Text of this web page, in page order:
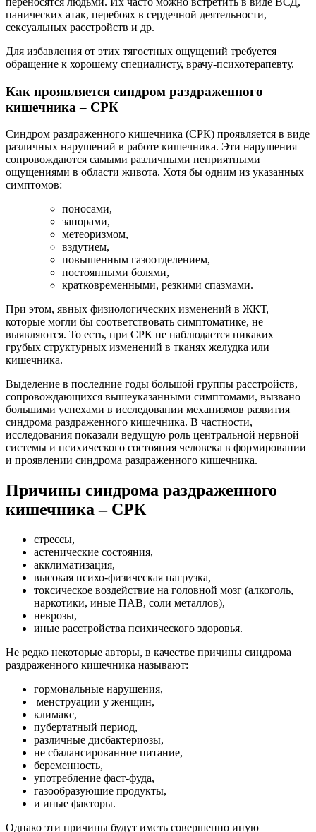
панических атак, перебоях в сердечной деятельности,
сексуальных расстройств и др.
Для избавления от этих тягостных ощущений требуется
обращение к хорошему специалисту, врачу-психотерапевту.
Как проявляется синдром раздраженного
кишечника – СРК
Синдром раздраженного кишечника (СРК) проявляется в виде
различных нарушений в работе кишечника. Эти нарушения
сопровождаются самыми различными неприятными
ощущениями в области живота. Хотя бы одним из указанных
симптомов:
поносами,
запорами,
метеоризмом,
вздутием,
повышенным газоотделением,
постоянными болями,
кратковременными, резкими спазмами.
При этом, явных физиологических изменений в ЖКТ,
которые могли бы соответствовать симптоматике, не
выявляются. То есть, при СРК не наблюдается никаких
грубых структурных изменений в тканях желудка или
кишечника.
Выделение в последние годы большой группы расстройств,
сопровождающихся вышеуказанными симптомами, вызвано
большими успехами в исследовании механизмов развития
синдрома раздраженного кишечника. В частности,
исследования показали ведущую роль центральной нервной
системы и психического состояния человека в формировании
и проявлении синдрома раздраженного кишечника.
Причины синдрома раздраженного
кишечника – СРК
стрессы,
астенические состояния,
акклиматизация,
высокая психо-физическая нагрузка,
токсическое воздействие на головной мозг (алкоголь,
наркотики, иные ПАВ, соли металлов),
неврозы,
иные расстройства психического здоровья.
Не редко некоторые авторы, в качестве причины синдрома
раздраженного кишечника называют:
гормональные нарушения,
менструации у женщин,
климакс,
пубертатный период,
различные дисбактериозы,
не сбалансированное питание,
беременность,
употребление фаст-фуда,
газообразующие продукты,
и иные факторы.
Однако эти причины будут иметь совершенно иную